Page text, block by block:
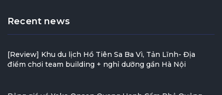
Recent news
[Review] Khu du lịch Hồ Tiên Sa Ba Vì, Tản Lĩnh- Địa
điểm chơi team building + nghỉ dưỡng gần Hà Nội